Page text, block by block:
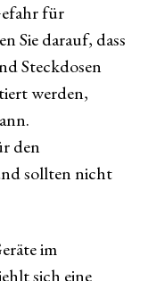
für
Sie darauf, dass
Steckdosen
werden,
den
sollten nicht
im
sich eine